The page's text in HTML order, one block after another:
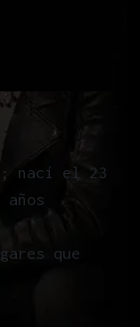
nací el 23
que